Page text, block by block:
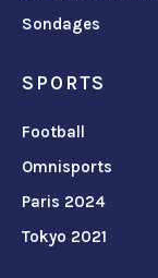
Sondages
SPORTS
Football
Omnisports
Paris 2024
Tokyo 2021